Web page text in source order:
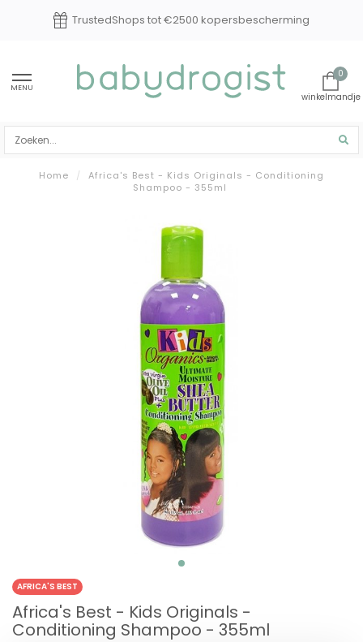
tot €2500 kopersbescherming
MENU
0
Home /
Africa's Best - Kids Originals - Conditioning
Shampoo - 355ml
AFRICA'S BEST
Africa's Best - Kids Originals -
Conditioning Shampoo - 355ml